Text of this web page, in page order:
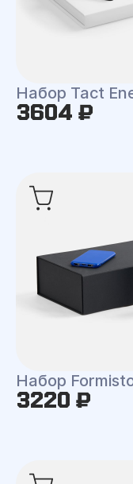
Набор Tact
3604 ₽
Набор
3220 ₽